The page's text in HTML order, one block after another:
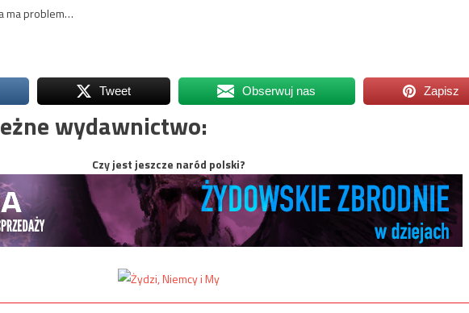
ma problem…
Tweet Obserwuj nas Zapisz
wydawnictwo:
Czy jest jeszcze naród polski?